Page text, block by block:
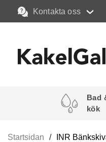
Kontakta oss
Bad
kök
Startsidan INR